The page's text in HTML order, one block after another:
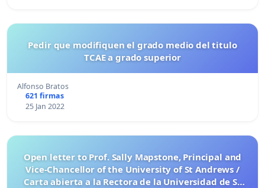
Pedir que modifiquen el grado medio del titulo
TCAE a grado superior
Alfonso Bratos
621 firmas
25 Jan 2022
Open letter to Prof. Sally Mapstone, Principal and
Vice-Chancellor of the University of St Andrews /
Carta abierta a la Rectora de la Universidad de St